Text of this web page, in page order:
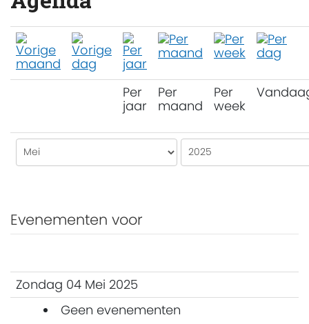
Per
jaar
Per
maand
Per
week
Evenementen voor
Zondag 04 Mei 2025
Geen evenementen